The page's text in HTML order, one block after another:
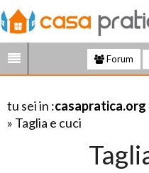
Forum
tu sei in :casapratica.org
» Taglia e cuci